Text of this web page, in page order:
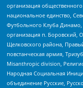
организация
национальное единство,
Футбольного Клуба
организация п. Боровский,
Щелковского района,
повстанческая армия,
Misanthropic division,
Народная Социальная
объединение Русские,